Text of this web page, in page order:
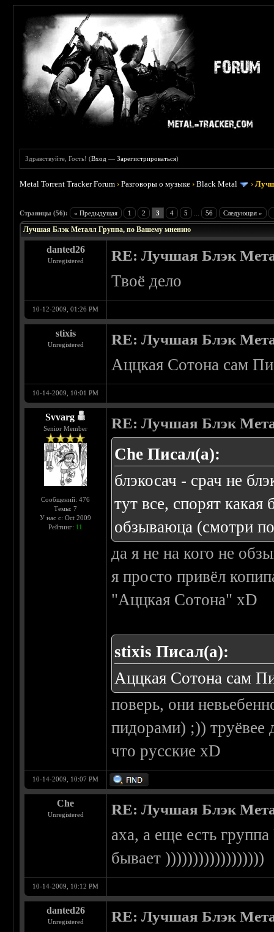
Здравствуйте, Гость! (Вход —Зарегистрироваться)
Metal Torrent Tracker Forum ›Разговоры о музыке ›Black Metal ›
Страницы (56): « Предыдущая 1 2 3 4 5 56 Следующая »
Лучшая Блэк Металл Группа, по Вашему мнению
danted26
Unregistered RE: Лучшая Блэк
Твоё дело
10-12-2009, 01:26 PM
stixis
Unregistered RE: Лучшая Блэк
Аццкая Сотона сам
10-14-2009, 10:01 PM
Svvarg
Senior Member
Сообщений: 476
Темы: 7
У нас с: Oct 2009
Рейтинг: 11
RE: Лучшая Блэк
Che Писал(а):
блэкосач - срач не
тут все, спорят
обзываюца (смотри
да я не на кого не
я просто привёл
"Аццкая Сотона" xD
stixis Писал(а):
Аццкая Сотона сам
поверь, они
пидорами) ;)) труёвее
что русские xD
10-14-2009, 10:07 PM
Che
Unregistered RE: Лучшая Блэк
аха, а еще есть
бывает ))))))))))))))))))
10-14-2009, 10:12 PM
danted26
Unregistered RE: Лучшая Блэк